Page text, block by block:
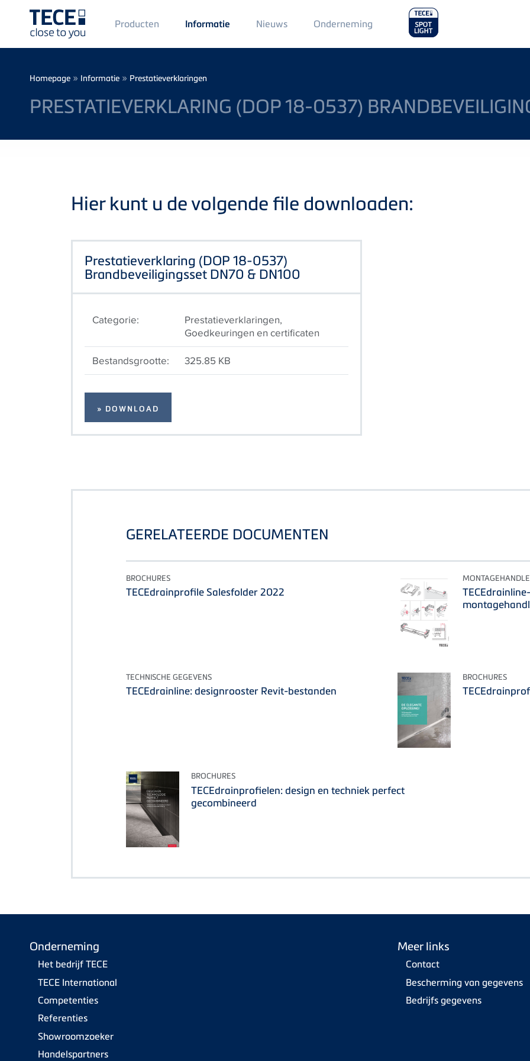
Main
Menü
1
Producten Informatie Nieuws Main
Menu
2
Onderneming
Breadcrumb
Homepage » Informatie » Prestatieverklaringen
PRESTATIEVERKLARING (DOP 18-0537)
Hier kunt u de volgende file downloaden:
Prestatieverklaring (DOP 18-0537)
Brandbeveiligingsset DN70 & DN100
Categorie:
Prestatieverklaringen,
Goedkeuringen en certificaten
Bestandsgrootte:
325.85 KB
» DOWNLOAD
GERELATEERDE DOCUMENTEN
BROCHURES
TECEdrainprofile Salesfolder 2022
TECHNISCHE GEGEVENS
TECEdrainline: designrooster Revit-bestanden
BROCHURES
BROCHURES
TECEdrainprofielen: design en techniek perfect
gecombineerd
Onderneming
Het bedrijf TECE
TECE International
Competenties
Referenties
Showroomzoeker
Handelspartners
Meer links
Contact
Bescherming van gegevens
Bedrijfs gegevens